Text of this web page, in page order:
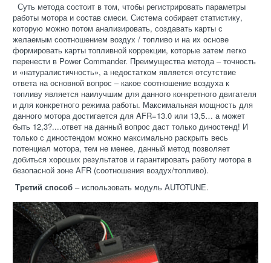
Суть метода состоит в том, чтобы регистрировать параметры
работы мотора и состав смеси. Система собирает статистику,
которую можно потом анализировать, создавать карты с
желаемым соотношением воздух / топливо и на их основе
формировать карты топливной коррекции, которые затем легко
перенести в Power Commander. Преимущества метода – точность
и «натуралистичность», а недостатком является отсутствие
ответа на основной вопрос – какое соотношение воздуха к
топливу является наилучшим для данного конкретного двигателя
и для конкретного режима работы. Максимальная мощность для
данного мотора достигается для AFR=13.0 или 13,5… а может
быть 12,3?....ответ на данный вопрос даст только диностенд! И
только с диностендом можно максимально раскрыть весь
потенциал мотора, тем не менее, данный метод позволяет
добиться хороших результатов и гарантировать работу мотора в
безопасной зоне AFR (соотношения воздух/топливо).
Третий способ – использовать модуль AUTOTUNE.